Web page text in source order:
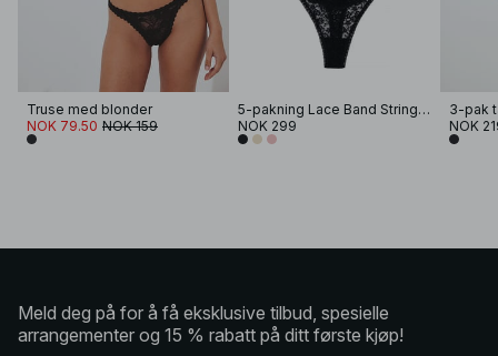
Truse med blonder
NOK 79.50 NOK 159
5-pakning Lace Band Stringtanga
NOK 299
3-pak
NOK
Meld deg på for å få eksklusive tilbud, spesielle
arrangementer og 15 % rabatt på ditt første kjøp!